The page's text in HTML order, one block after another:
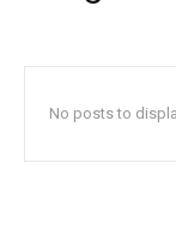
No posts to